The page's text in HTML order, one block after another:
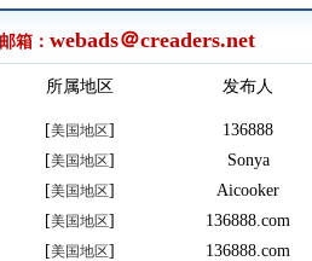
箱： webads＠creaders.net
所属地区 发布人
[美国地区] 136888
[美国地区] Sonya
[美国地区] Aicooker
[美国地区] 136888.com
[美国地区] 136888.com